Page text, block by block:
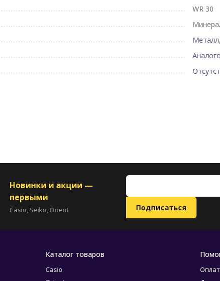
WR 30
Металл
Новинки и акции —
первыми
Casio, Seiko, Orient
Каталог товаров
Casio